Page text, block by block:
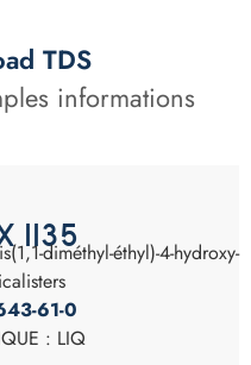
TDS
informations
1135
diméthyl-éthyl)-4-hydroxy-
61-0
: LIQ